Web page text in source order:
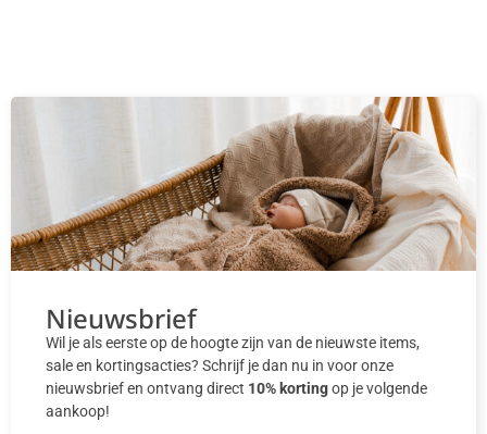
Nieuwsbrief
Wil je als eerste op de hoogte zijn van de nieuwste items,
sale en kortingsacties? Schrijf je dan nu in voor onze
nieuwsbrief en ontvang direct 10% kortingop je volgende
aankoop!